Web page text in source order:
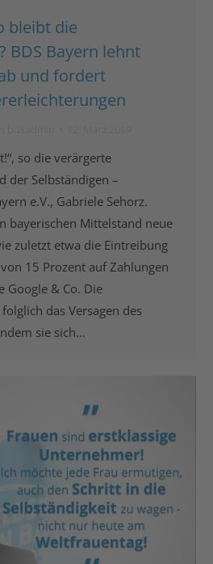
bleibt die
BDS Bayern lehnt
und fordert
so die verärgerte
der Selbständigen –
e.V., Gabriele Sehorz.
bayerischen Mittelstand neue
zuletzt etwa die Eintreibung
15 Prozent auf Zahlungen
Google & Co. Die
das Versagen des
sie sich…